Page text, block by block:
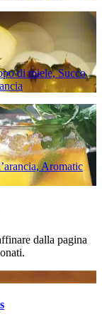
di miele, Succo
Aromatic
dalla pagina